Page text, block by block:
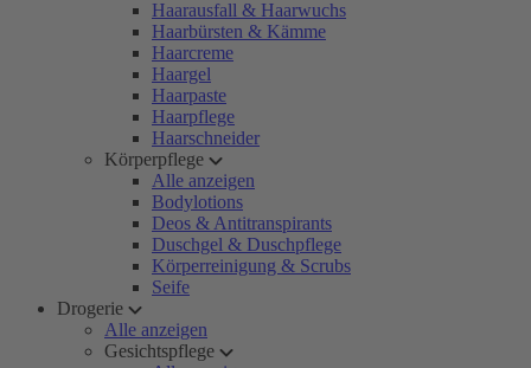
Haarausfall & Haarwuchs
Haarbürsten & Kämme
Haarcreme
Haargel
Haarpaste
Haarpflege
Haarschneider
Körperpflege
Alle anzeigen
Bodylotions
Deos & Antitranspirants
Duschgel & Duschpflege
Körperreinigung & Scrubs
Seife
Drogerie
Alle anzeigen
Gesichtspflege